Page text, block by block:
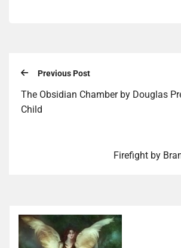
Previous Post
The Obsidian Chamber by Douglas
Child
Firefight by